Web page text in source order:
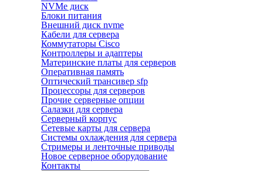
NVMe диск
Блоки питания
Внешний диск nvme
Кабели для сервера
Коммутаторы Cisco
Контроллеры и адаптеры
Материнские платы для серверов
Оперативная память
Оптический трансивер sfp
Процессоры для серверов
Прочие серверные опции
Салазки для сервера
Серверный корпус
Сетевые карты для сервера
Системы охлаждения для сервера
Стримеры и ленточные приводы
Новое серверное оборудование
Контакты